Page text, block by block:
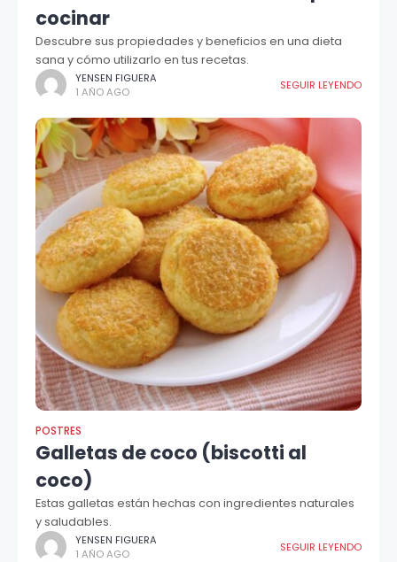
cocinar
Descubre sus propiedades y beneficios en una dieta
sana y cómo utilizarlo en tus recetas.
YENSEN FIGUERA
1 AÑO AGO
SEGUIR LEYENDO
POSTRES
Galletas de coco (biscotti al
coco)
Estas galletas están hechas con ingredientes naturales
y saludables.
YENSEN FIGUERA
1 AÑO AGO
SEGUIR LEYENDO